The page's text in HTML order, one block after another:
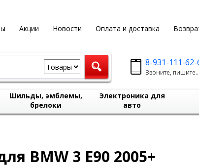
Акции Новости Оплата и доставка
8-931-111-62-
Звоните, пишите...
Шильды, эмблемы,
брелоки
Электроника для
авто
BMW 3 E90 2005+